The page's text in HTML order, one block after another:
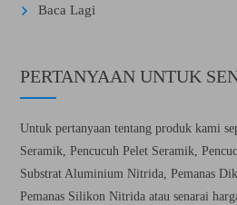
Baca Lagi
PERTANYAAN UNTUK
Untuk pertanyaan tentang produk kami
Seramik, Pencucuh Pelet Seramik,
Substrat Aluminium Nitrida, Pemanas
Pemanas Silikon Nitrida atau senarai